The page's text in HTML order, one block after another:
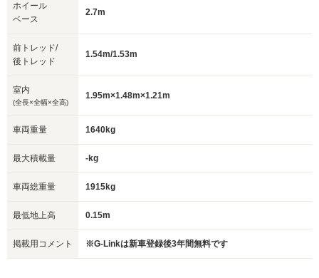
ホイール
ベース
2.7m
前トレッド/
後トレッド
1.54m/1.53m
室内
(全長×全幅×全高)
1.95m×1.48m×1.21m
車両重量 1640kg
最大積載量 -kg
車両総重量 1915kg
最低地上高 0.15m
掲載用コメント ※G-Linkは新車登録後3年間無料です